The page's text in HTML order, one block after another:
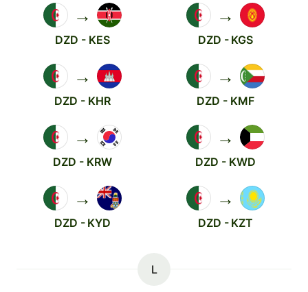
→
DZD - KES
→
DZD - KGS
→
DZD - KHR
→
DZD - KMF
→
DZD - KRW
→
DZD - KWD
→
DZD - KYD
→
DZD - KZT
L